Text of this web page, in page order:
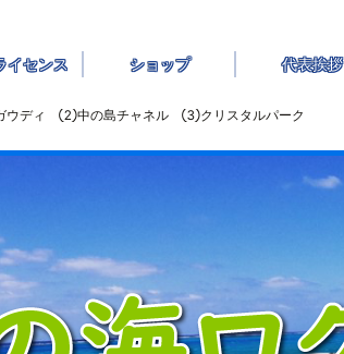
イセンス ショップ 代表挨拶
ウディ ②中の島チャネル ③クリスタルパーク